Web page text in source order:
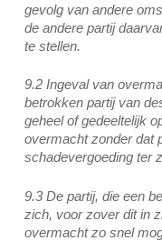
gevolg van andere
de andere partij
te stellen.
9.2 Ingeval van
betrokken partij van
geheel of gedeeltelijk
overmacht zonder dat
schadevergoeding ter
9.3 De partij, die een
zich, voor zover dit in
overmacht zo snel